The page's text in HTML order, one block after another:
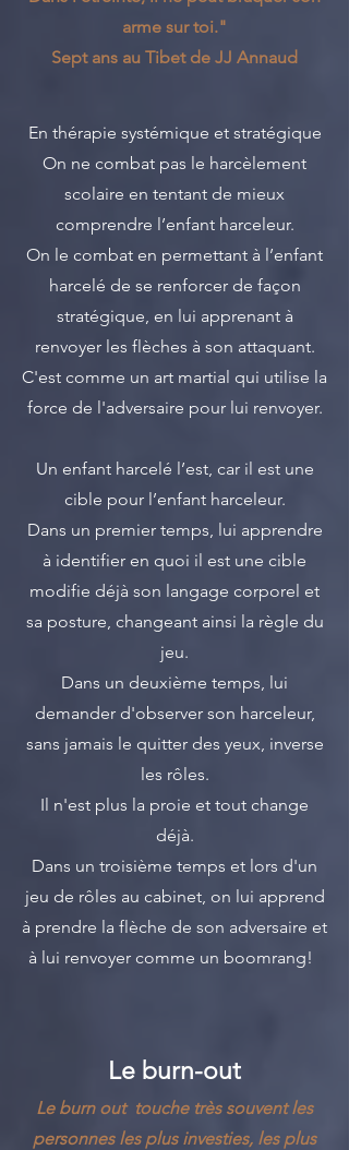
arme sur toi."
Sept ans au Tibet de JJ Annaud
En thérapie systémique et stratégique
On ne combat pas le harcèlement
scolaire en tentant de mieux
comprendre l’enfant harceleur.
On le combat en permettant à l’enfant
harcelé de se renforcer de façon
stratégique, en lui apprenant à
renvoyer les flèches à son attaquant.
C'est comme un art martial qui utilise la
force de l'adversaire pour lui renvoyer.
Un enfant harcelé l’est, car il est une
cible pour l’enfant harceleur.
Dans un premier temps, lui apprendre
à identifier en quoi il est une cible
modifie déjà son langage corporel et
sa posture, changeant ainsi la règle du
jeu.
Dans un deuxième temps, lui
demander d'observer son harceleur,
sans jamais le quitter des yeux, inverse
les rôles.
Il n'est plus la proie et tout change
déjà.
Dans un troisième temps et lors d'un
jeu de rôles au cabinet, on lui apprend
à prendre la flèche de son adversaire et
à lui renvoyer comme un boomrang!
Le burn-out
Le burn out touche très souvent les
personnes les plus investies, les plus